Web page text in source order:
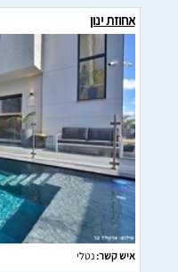
אחוזת ינון
איש קשר:נטלי